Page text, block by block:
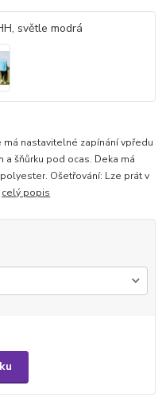
má nastavitelné zapínání vpředu
a šňůrku pod ocas. Deka má
Ošetřování: Lze prát v
celý popis